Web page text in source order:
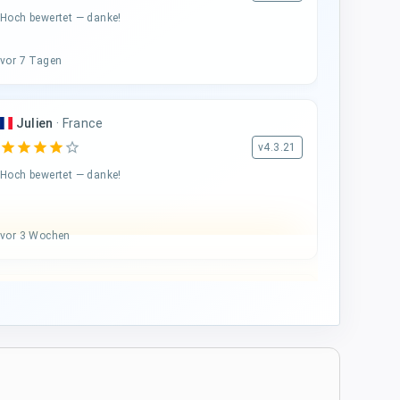
Hoch bewertet — danke!
vor 7 Tagen
Julien · France
star star star star star_border v4.3.21
Hoch bewertet — danke!
vor 3 Wochen
starstarstarstarstar v4.3.21
Fünf-Sterne-Bewertung